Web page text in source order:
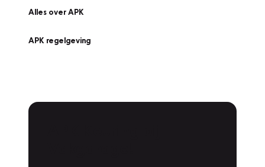
Alles over APK
APK regelgeving